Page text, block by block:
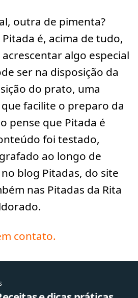
outra de pimenta?
é, acima de tudo,
algo especial
ser na disposição da
do prato, uma
facilite o preparo da
pense que Pitada é
foi testado,
ao longo de
blog Pitadas, do site
nas Pitadas da Rita
contato.